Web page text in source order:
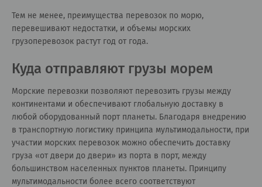
Тем не менее, преимущества перевозок по морю,
перевешивают недостатки, и объемы морских
грузоперевозок растут год от года.
Куда отправляют грузы морем
Морские перевозки позволяют перевозить грузы между
континентами и обеспечивают глобальную доставку в
любой оборудованный порт планеты. Благодаря внедрению
в транспортную логистику принципа мультимодальности, при
участии морских перевозок можно обеспечить доставку
груза «от двери до двери» из порта в порт, между
большинством населенных пунктов планеты. Принципу
мультимодальности более всего соответствуют